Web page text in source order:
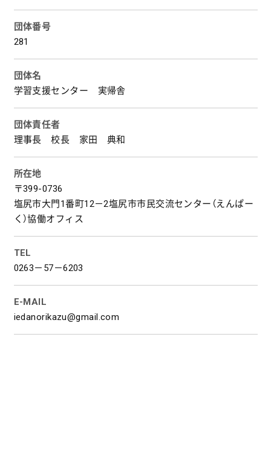
団体番号
281
団体名
学習支援センター 実帰舎
団体責任者
理事長 校長 家田 典和
所在地
〒399-0736
塩尻市大門1番町12－2塩尻市市民交流センター（えんぱー
く）協働オフィス
TEL
0263－57－6203
E-MAIL
iedanorikazu@gmail.com